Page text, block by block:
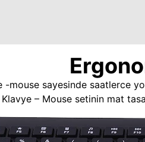
sayesinde saatlerce
– Mouse setinin mat